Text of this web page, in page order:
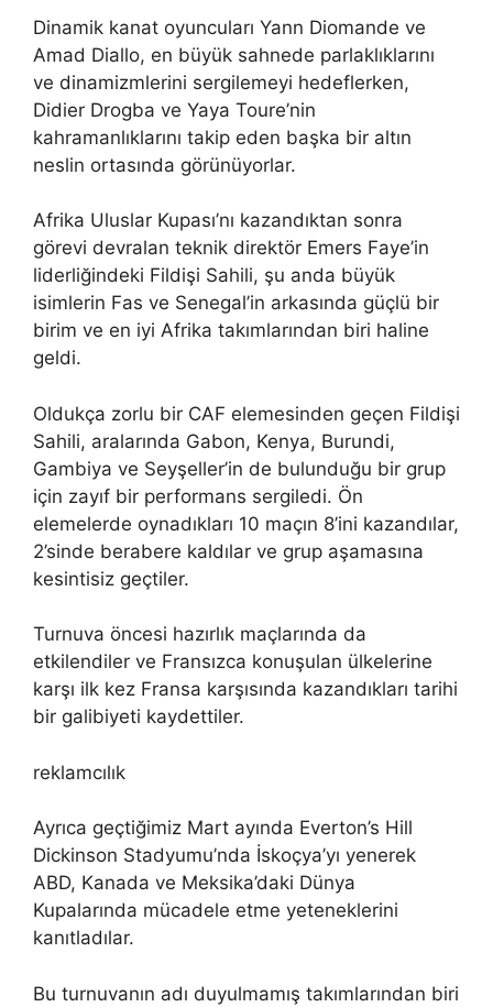
Dinamik kanat oyuncuları Yann Diomande ve
Amad Diallo, en büyük sahnede parlaklıklarını
ve dinamizmlerini sergilemeyi hedeflerken,
Didier Drogba ve Yaya Toure’nin
kahramanlıklarını takip eden başka bir altın
neslin ortasında görünüyorlar.
Afrika Uluslar Kupası’nı kazandıktan sonra
görevi devralan teknik direktör Emers Faye’in
liderliğindeki Fildişi Sahili, şu anda büyük
isimlerin Fas ve Senegal’in arkasında güçlü bir
birim ve en iyi Afrika takımlarından biri haline
geldi.
Oldukça zorlu bir CAF elemesinden geçen Fildişi
Sahili, aralarında Gabon, Kenya, Burundi,
Gambiya ve Seyşeller’in de bulunduğu bir grup
için zayıf bir performans sergiledi. Ön
elemelerde oynadıkları 10 maçın 8’ini kazandılar,
2’sinde berabere kaldılar ve grup aşamasına
kesintisiz geçtiler.
Turnuva öncesi hazırlık maçlarında da
etkilendiler ve Fransızca konuşulan ülkelerine
karşı ilk kez Fransa karşısında kazandıkları tarihi
bir galibiyeti kaydettiler.
reklamcılık
Ayrıca geçtiğimiz Mart ayında Everton’s Hill
Dickinson Stadyumu’nda İskoçya’yı yenerek
ABD, Kanada ve Meksika’daki Dünya
Kupalarında mücadele etme yeteneklerini
kanıtladılar.
Bu turnuvanın adı duyulmamış takımlarından biri